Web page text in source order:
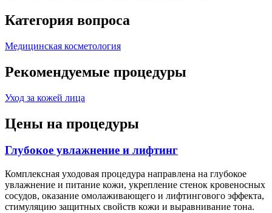
Категория вопроса
Медицинская косметология
Рекомендуемые процедуры
Уход за кожей лица
Цены на процедуры
Глубокое увлажнение и лифтинг
Комплексная уходовая процедура направлена на глубокое
увлажнение и питание кожи, укрепление стенок кровеносных
сосудов, оказание омолаживающего и лифтингового эффекта,
стимуляцию защитных свойств кожи и выравнивание тона.